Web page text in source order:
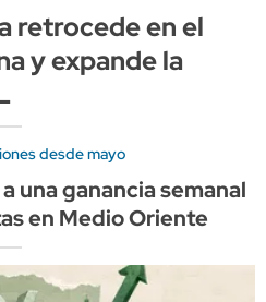
retrocede en el
y expande la
desde mayo
una ganancia semanal
en Medio Oriente